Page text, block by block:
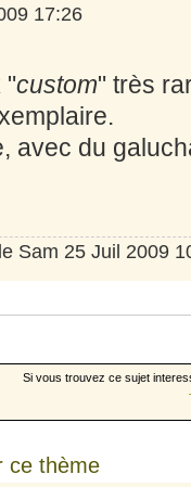
17:26
"custom" très
avec du
le Sam 25 Juil 2009
Si vous trouvez ce sujet
ce thème